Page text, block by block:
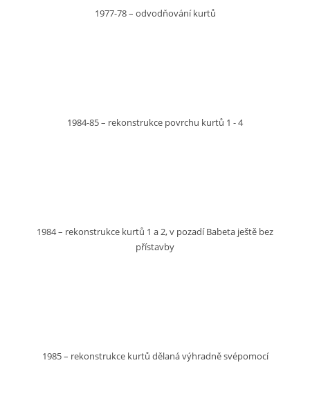
1977-78 – odvodňování kurtů
1984-85 – rekonstrukce povrchu kurtů 1 - 4
1984 – rekonstrukce kurtů 1 a 2, v pozadí Babeta ještě bez
přístavby
1985 – rekonstrukce kurtů dělaná výhradně svépomocí